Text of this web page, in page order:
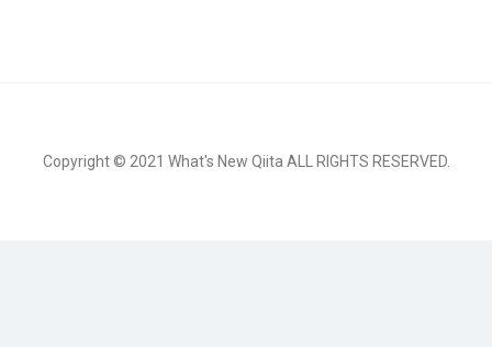
Copyright © 2021 What's New Qiita ALL RIGHTS RESERVED.